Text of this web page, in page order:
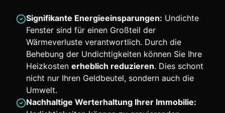
Signifikante Energieeinsparungen: Undichte
Fenster sind für einen Großteil der
Wärmeverluste verantwortlich. Durch die
Behebung der Undichtigkeiten können Sie Ihre
Heizkosten erheblich reduzieren. Dies schont
nicht nur Ihren Geldbeutel, sondern auch die
Umwelt.
Nachhaltige Werterhaltung Ihrer Immobilie: